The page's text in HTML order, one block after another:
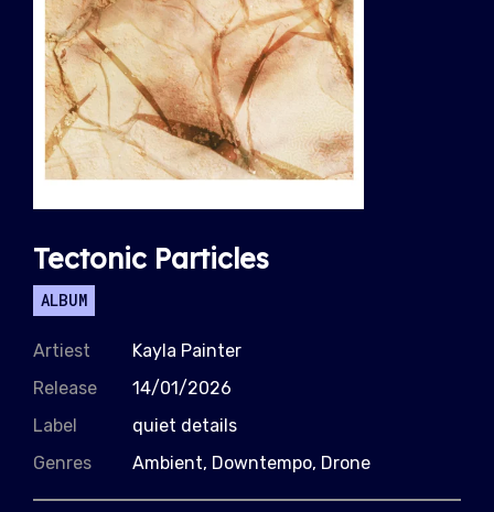
Tectonic Particles
ALBUM
Artiest
Kayla Painter
Release
14/01/2026
Label
quiet details
Genres
Ambient, Downtempo, Drone